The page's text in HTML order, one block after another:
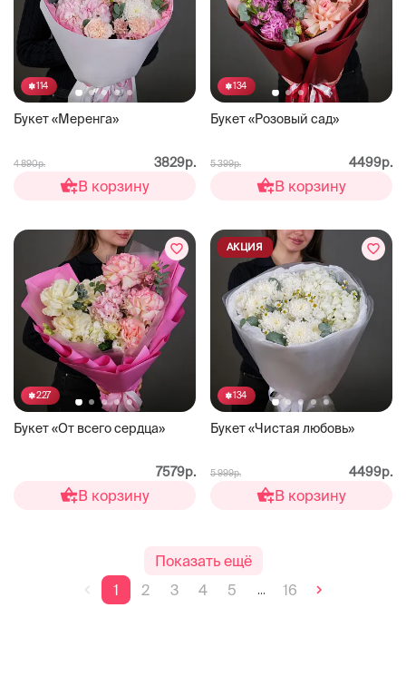
114
Букет «Меренга»
4 890р. 3829р.
В корзину
134
Букет «Розовый сад»
5 399р. 4499р.
В корзину
227
Букет «От всего сердца»
7579р.
В корзину
134
Букет «Чистая любовь»
АКЦИЯ
5 999р. 4499р.
В корзину
Показать ещё
1
2 3 4 5 ... 16